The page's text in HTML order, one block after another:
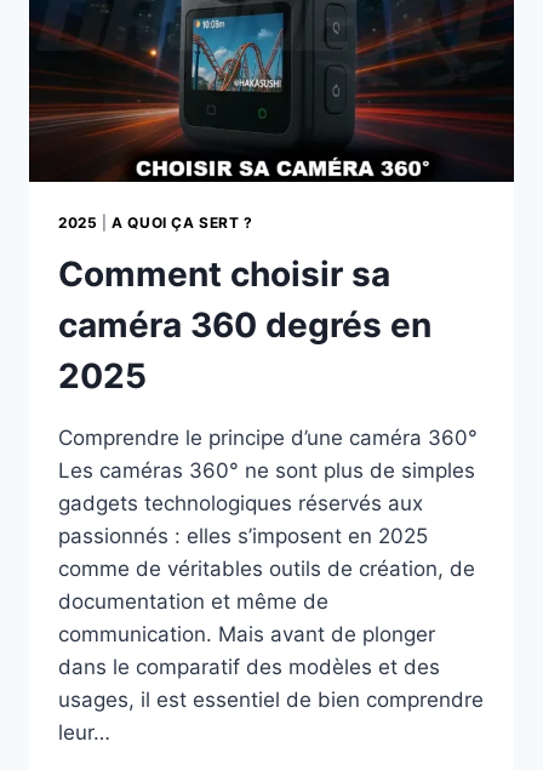
2025 |A QUOI ÇA SERT ?
Comment choisir sa
caméra 360 degrés en
2025
Comprendre le principe d’une caméra 360°
Les caméras 360° ne sont plus de simples
gadgets technologiques réservés aux
passionnés : elles s’imposent en 2025
comme de véritables outils de création, de
documentation et même de
communication. Mais avant de plonger
dans le comparatif des modèles et des
usages, il est essentiel de bien comprendre
leur…